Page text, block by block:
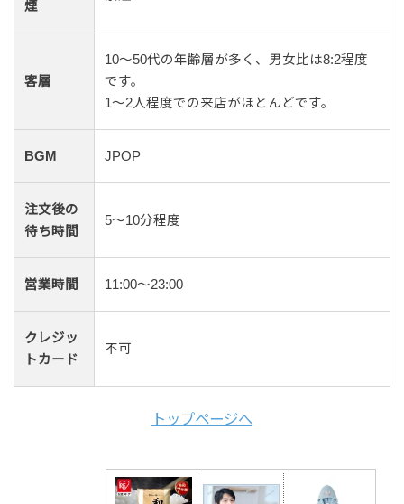
煙
客層
10〜50代の年齢層が多く、男女比は8:2程度
です。
1〜2人程度での来店がほとんどです。
BGM JPOP
注文後の
待ち時間
5〜10分程度
営業時間 11:00〜23:00
クレジッ
トカード
不可
トップページへ